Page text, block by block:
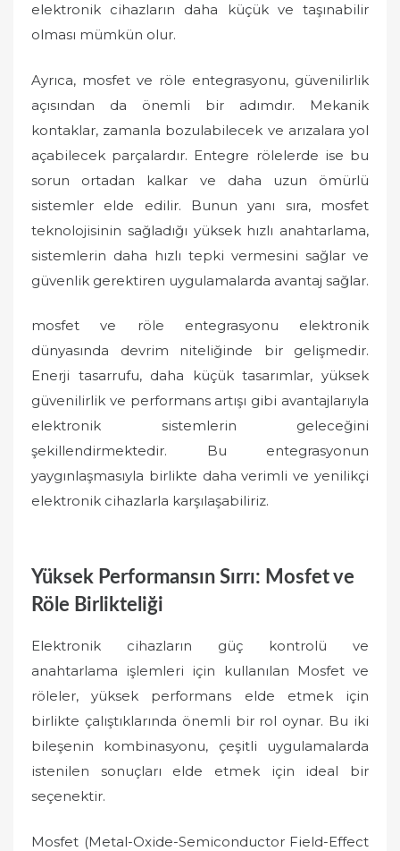
elektronik cihazların daha küçük ve taşınabilir
olması mümkün olur.
Ayrıca, mosfet ve röle entegrasyonu, güvenilirlik
açısından da önemli bir adımdır. Mekanik
kontaklar, zamanla bozulabilecek ve arızalara yol
açabilecek parçalardır. Entegre rölelerde ise bu
sorun ortadan kalkar ve daha uzun ömürlü
sistemler elde edilir. Bunun yanı sıra, mosfet
teknolojisinin sağladığı yüksek hızlı anahtarlama,
sistemlerin daha hızlı tepki vermesini sağlar ve
güvenlik gerektiren uygulamalarda avantaj sağlar.
mosfet ve röle entegrasyonu elektronik
dünyasında devrim niteliğinde bir gelişmedir.
Enerji tasarrufu, daha küçük tasarımlar, yüksek
güvenilirlik ve performans artışı gibi avantajlarıyla
elektronik sistemlerin geleceğini
şekillendirmektedir. Bu entegrasyonun
yaygınlaşmasıyla birlikte daha verimli ve yenilikçi
elektronik cihazlarla karşılaşabiliriz.
Yüksek Performansın Sırrı: Mosfet ve
Röle Birlikteliği
Elektronik cihazların güç kontrolü ve
anahtarlama işlemleri için kullanılan Mosfet ve
röleler, yüksek performans elde etmek için
birlikte çalıştıklarında önemli bir rol oynar. Bu iki
bileşenin kombinasyonu, çeşitli uygulamalarda
istenilen sonuçları elde etmek için ideal bir
seçenektir.
Mosfet (Metal-Oxide-Semiconductor Field-Effect